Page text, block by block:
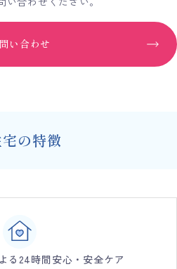
い合わせ
の特徴
る24時間安心・安全ケア